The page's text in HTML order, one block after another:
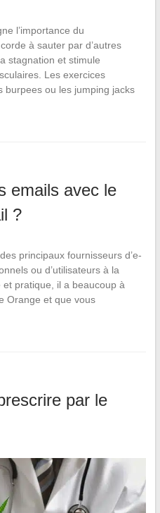
l’importance du
à sauter par d’autres
stagnation et stimule
Les exercices
burpees ou les jumping jacks
emails avec le
?
principaux fournisseurs d’e-
ou d’utilisateurs à la
et pratique, il a beaucoup à
Orange et que vous
par le